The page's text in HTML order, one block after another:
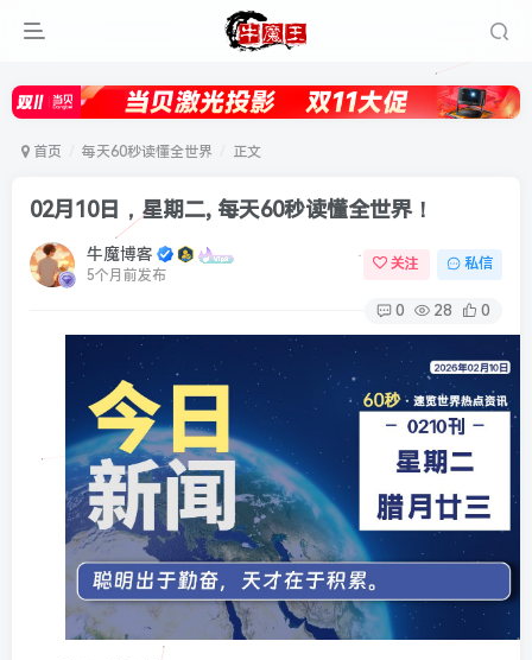
首页 每天60秒读懂全世界 正文
02月10日，星期二, 每天60秒读懂全世界！
牛魔博客
5个月前发布
关注 私信
0 28 0